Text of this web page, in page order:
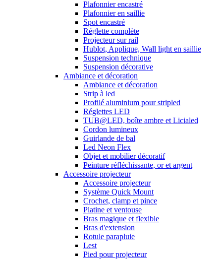
Plafonnier encastré
Plafonnier en saillie
Spot encastré
Réglette complète
Projecteur sur rail
Hublot, Applique, Wall light en saillie
Suspension technique
Suspension décorative
Ambiance et décoration
Ambiance et décoration
Strip à led
Profilé aluminium pour stripled
Réglettes LED
TUB@LED, boîte ambre et Licialed
Cordon lumineux
Guirlande de bal
Led Neon Flex
Objet et mobilier décoratif
Peinture réfléchissante, or et argent
Accessoire projecteur
Accessoire projecteur
Système Quick Mount
Crochet, clamp et pince
Platine et ventouse
Bras magique et flexible
Bras d'extension
Rotule parapluie
Lest
Pied pour projecteur